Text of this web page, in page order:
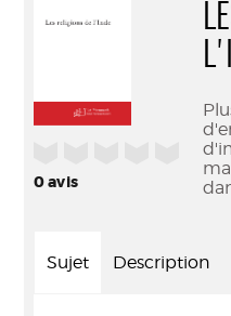
0avis
Sujet Description